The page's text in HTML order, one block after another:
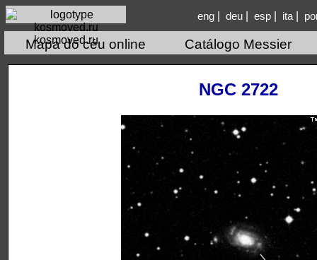
kosmoved.ru
eng| deu| esp| ita|
Mapa do céu online Catálogo Messier
NGC 2722